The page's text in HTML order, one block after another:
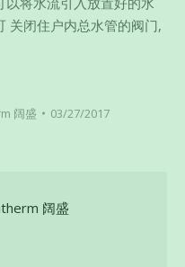
关闭住户内总水管的阀门,
阔盛 03/27/2017
阔盛